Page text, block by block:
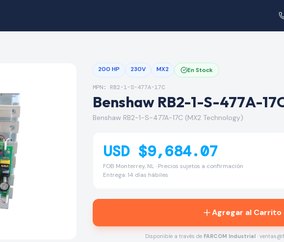
200 HP 230V MX2 En Stock
MPN: RB2-1-S-477A-17C
Benshaw RB2-1-S-477A-
Benshaw RB2-1-S-477A-17C (MX2 Technology)
USD $9,684.07
FOB Monterrey, NL · Precios sujetos a confirmación
Entrega: 14 días hábiles
Agregar al Carrito
Disponible a través de FARCOM Industrial ·